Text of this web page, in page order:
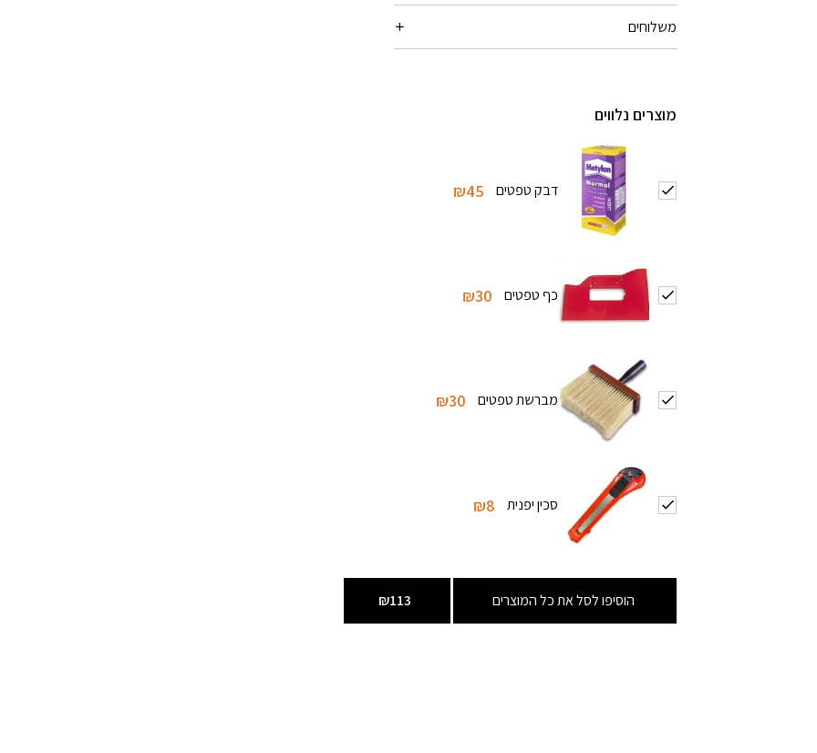
משלוחים
מוצרים נלווים
דבק טפטים ₪45
כף טפטים ₪30
מברשת טפטים ₪30
סכין יפנית ₪8
הוסיפו לסל את כל המוצרים ₪113